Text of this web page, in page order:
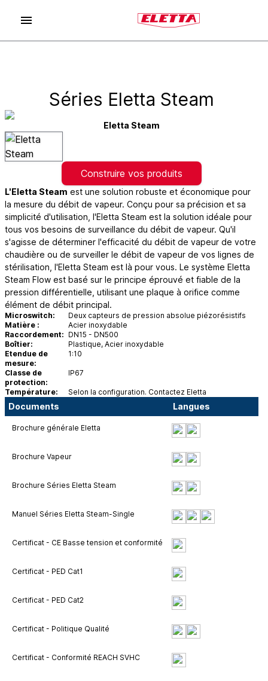
Séries Eletta Steam
Eletta Steam
Construire vos produits
L'Eletta Steam est une solution robuste et économique pour
la mesure du débit de vapeur. Conçu pour sa précision et sa
simplicité d'utilisation, l'Eletta Steam est la solution idéale pour
tous vos besoins de surveillance du débit de vapeur. Qu'il
s'agisse de déterminer l'efficacité du débit de vapeur de votre
chaudière ou de surveiller le débit de vapeur de vos lignes de
stérilisation, l'Eletta Steam est là pour vous. Le système Eletta
Steam Flow est basé sur le principe éprouvé et fiable de la
pression différentielle, utilisant une plaque à orifice comme
élément de débit principal.
Microswitch:
Deux capteurs de pression absolue piézorésistifs
Matière :
Acier inoxydable
Raccordement: DN15 - DN500
Boîtier:
Plastique, Acier inoxydable
Etendue de
mesure:
1:10
Classe de
protection:
IP67
Température: Selon la configuration. Contactez Eletta
Documents Langues
Brochure générale Eletta
Brochure Vapeur
Brochure Séries Eletta Steam
Manuel Séries Eletta Steam-Single
Certificat - CE Basse tension et conformité
Certificat - PED Cat1
Certificat - PED Cat2
Certificat - Politique Qualité
Certificat - Conformité REACH SVHC